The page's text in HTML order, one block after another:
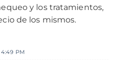
y los tratamientos,
de los mismos.
4:49 PM